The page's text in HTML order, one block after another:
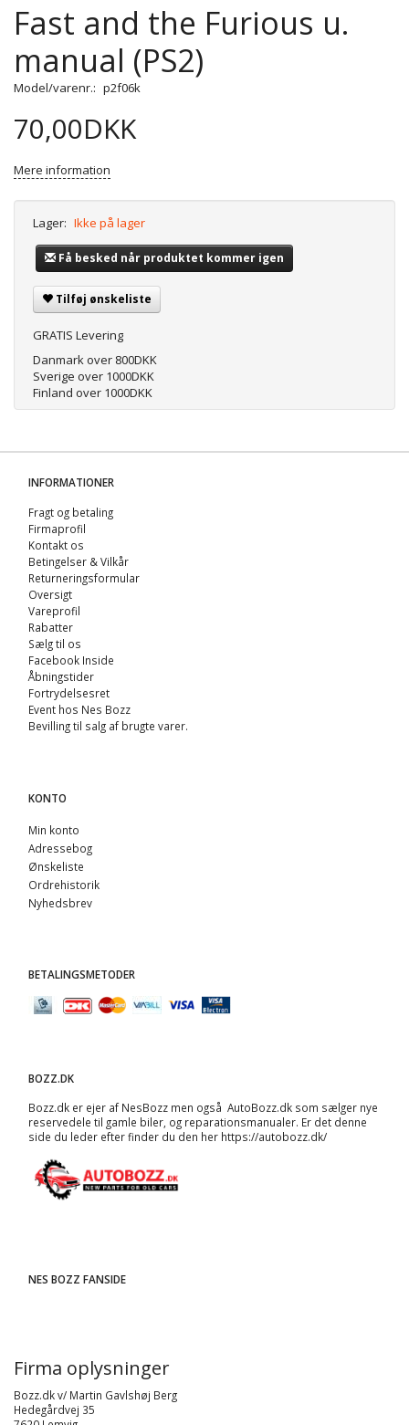
Fast and the Furious u.
manual (PS2)
Model/varenr.: p2f06k
70,00DKK
Mere information
Lager: Ikke på lager
Få besked når produktet kommer igen
Tilføj ønskeliste
GRATIS Levering
Danmark over 800DKK
Sverige over 1000DKK
Finland over 1000DKK
INFORMATIONER
Fragt og betaling
Firmaprofil
Kontakt os
Betingelser & Vilkår
Returneringsformular
Oversigt
Vareprofil
Rabatter
Sælg til os
Facebook Inside
Åbningstider
Fortrydelsesret
Event hos Nes Bozz
Bevilling til salg af brugte varer.
KONTO
Min konto
Adressebog
Ønskeliste
Ordrehistorik
Nyhedsbrev
BETALINGSMETODER
BOZZ.DK
Bozz.dk er ejer af NesBozz men også AutoBozz.dk som sælger nye
reservedele til gamle biler, og reparationsmanualer. Er det denne
side du leder efter finder du den her https://autobozz.dk/
NES BOZZ FANSIDE
Firma oplysninger
Bozz.dk v/ Martin Gavlshøj Berg
Hedegårdvej 35